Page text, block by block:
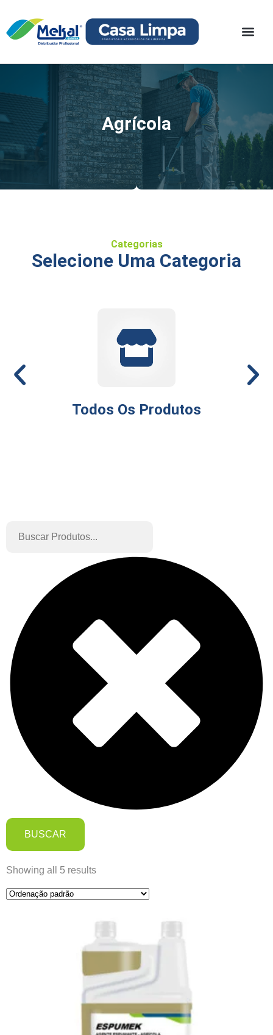
Agrícola
Categorias
Selecione Uma Categoria
Todos Os Produtos
BUSCAR
Showing all 5 results